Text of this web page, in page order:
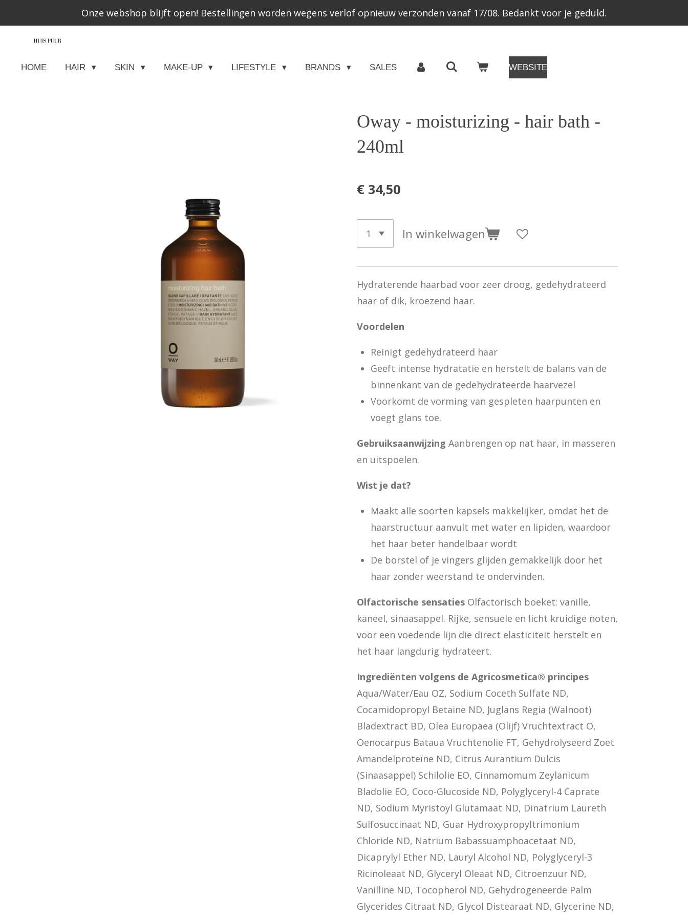
Onze webshop blijft open! Bestellingen worden wegens verlof opnieuw verzonden vanaf 17/08. Bedankt voor je geduld.
HOME HAIR SKIN MAKE-UP LIFESTYLE BRANDS SALES WEBSITE
Oway - moisturizing - hair bath -
240ml
€ 34,50
In winkelwagen
Hydraterende haarbad voor zeer droog, gedehydrateerd
haar of dik, kroezend haar.
Voordelen
Reinigt gedehydrateerd haar
Geeft intense hydratatie en herstelt de balans van de
binnenkant van de gedehydrateerde haarvezel
Voorkomt de vorming van gespleten haarpunten en
voegt glans toe.
Gebruiksaanwijzing Aanbrengen op nat haar, in masseren
en uitspoelen.
Wist je dat?
Maakt alle soorten kapsels makkelijker, omdat het de
haarstructuur aanvult met water en lipiden, waardoor
het haar beter handelbaar wordt
De borstel of je vingers glijden gemakkelijk door het
haar zonder weerstand te ondervinden.
Olfactorische sensaties Olfactorisch boeket: vanille,
kaneel, sinaasappel. Rijke, sensuele en licht kruidige noten,
voor een voedende lijn die direct elasticiteit herstelt en
het haar langdurig hydrateert.
Ingrediënten volgens de Agricosmetica® principes
Aqua/Water/Eau OZ, Sodium Coceth Sulfate ND,
Cocamidopropyl Betaine ND, Juglans Regia (Walnoot)
Bladextract BD, Olea Europaea (Olijf) Vruchtextract O,
Oenocarpus Bataua Vruchtenolie FT, Gehydrolyseerd Zoet
Amandelproteïne ND, Citrus Aurantium Dulcis
(Sinaasappel) Schilolie EO, Cinnamomum Zeylanicum
Bladolie EO, Coco-Glucoside ND, Polyglyceryl-4 Caprate
ND, Sodium Myristoyl Glutamaat ND, Dinatrium Laureth
Sulfosuccinaat ND, Guar Hydroxypropyltrimonium
Chloride ND, Natrium Babassuamphoacetaat ND,
Dicaprylyl Ether ND, Lauryl Alcohol ND, Polyglyceryl-3
Ricinoleaat ND, Glyceryl Oleaat ND, Citroenzuur ND,
Vanilline ND, Tocopherol ND, Gehydrogeneerde Palm
Glycerides Citraat ND, Glycol Distearaat ND, Glycerine ND,